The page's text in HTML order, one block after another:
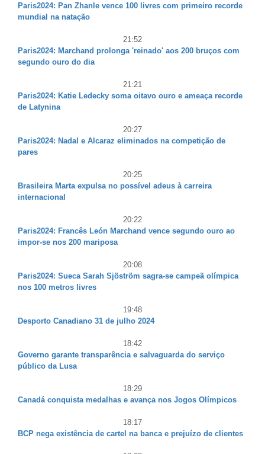
Paris2024: Pan Zhanle vence 100 livres com primeiro recorde
mundial na natação
21:52
Paris2024: Marchand prolonga 'reinado' aos 200 bruços com
segundo ouro do dia
21:21
Paris2024: Katie Ledecky soma oitavo ouro e ameaça recorde
de Latynina
20:27
Paris2024: Nadal e Alcaraz eliminados na competição de
pares
20:25
Brasileira Marta expulsa no possível adeus à carreira
internacional
20:22
Paris2024: Francês León Marchand vence segundo ouro ao
impor-se nos 200 mariposa
20:08
Paris2024: Sueca Sarah Sjöström sagra-se campeã olímpica
nos 100 metros livres
19:48
Desporto Canadiano 31 de julho 2024
18:42
Governo garante transparência e salvaguarda do serviço
público da Lusa
18:29
Canadá conquista medalhas e avança nos Jogos Olímpicos
18:17
BCP nega existência de cartel na banca e prejuízo de clientes